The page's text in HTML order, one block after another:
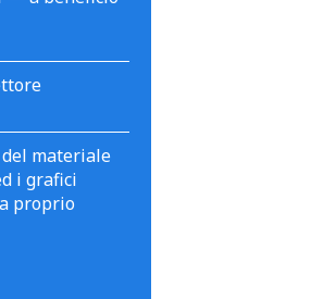
materiale
i grafici
proprio